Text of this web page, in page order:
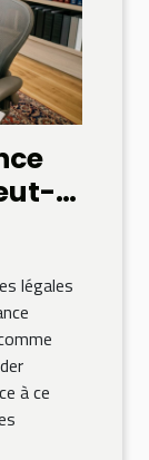
légales
à ce